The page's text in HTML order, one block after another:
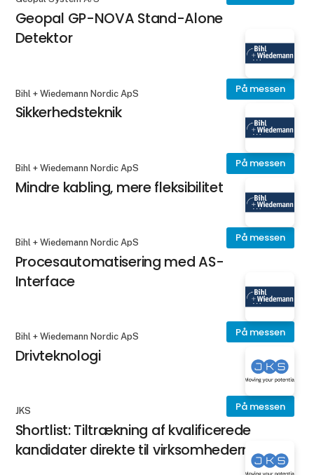
Geopal GP-NOVA Stand-Alone
Detektor
På messen
Bihl + Wiedemann Nordic ApS
Sikkerhedsteknik
På messen
Bihl + Wiedemann Nordic ApS
Mindre kabling, mere fleksibilitet
På messen
Bihl + Wiedemann Nordic ApS
Procesautomatisering med AS-
Interface
På messen
Bihl + Wiedemann Nordic ApS
Drivteknologi
På messen
JKS
Shortlist: Tiltrækning af kvalificerede
kandidater direkte til virksomhederne